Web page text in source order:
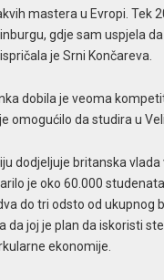
mastera u Evropi. Tek
gdje sam uspjela
je Srni Končareva.
dobila je veoma
omogućilo da studira u
dodjeljuje britanska vlada
je oko 60.000
do tri odsto od ukupnog
da joj je plan da iskoristi
ekonomije.